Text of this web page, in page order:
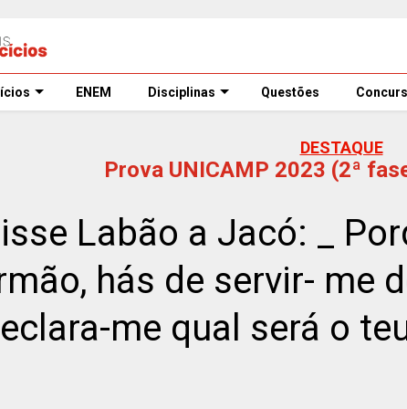
ENEM Disciplinas Questões
DESTAQUE
Prova UNICAMP 2023 (2ª
Labão a Jacó: _
hás de servir- me
me qual será o